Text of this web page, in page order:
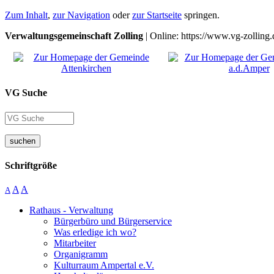
Zum Inhalt, zur Navigation oderzur Startseite springen.
Verwaltungsgemeinschaft Zolling | Online: https://www.vg-
VG Suche
suchen
Schriftgröße
A A A
Rathaus - Verwaltung
Bürgerbüro und Bürgerservice
Was erledige ich wo?
Mitarbeiter
Organigramm
Kulturraum Ampertal e.V.